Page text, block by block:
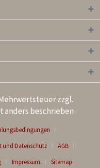
zzgl.
anders beschrieben
und Datenschutz
AGB
Impressum Sitemap